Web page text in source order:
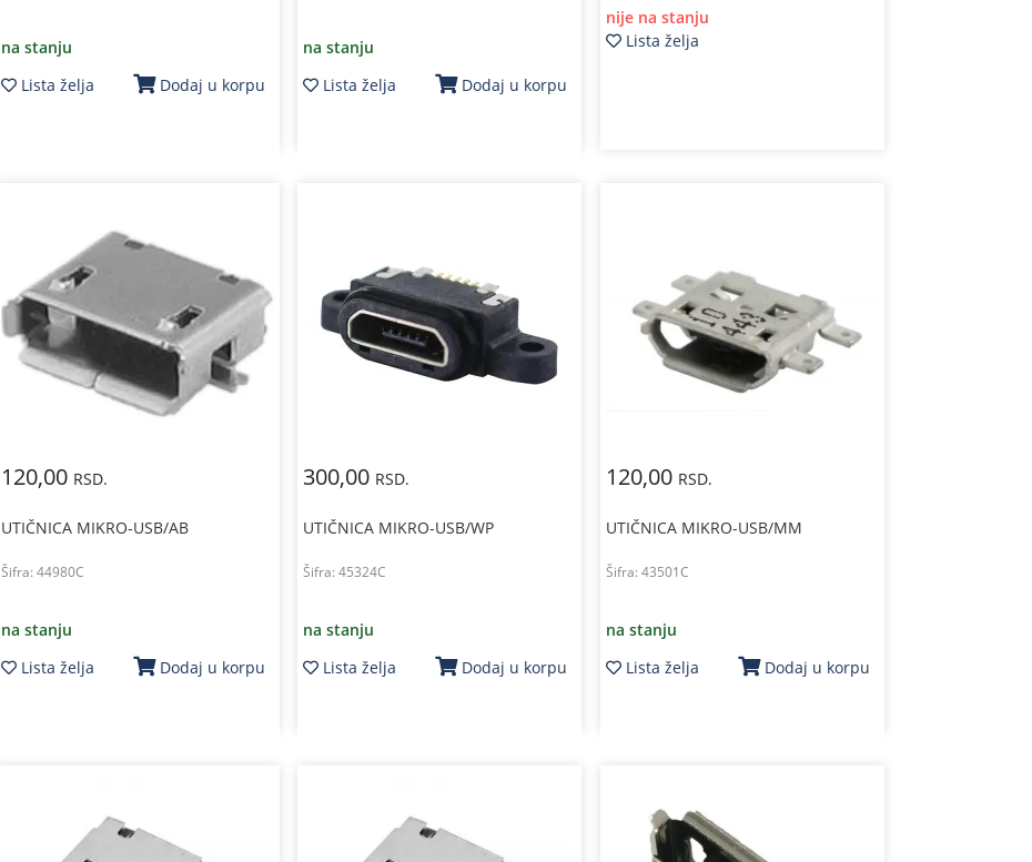
na stanju
Lista želja
Dodaj u korpu
na stanju
Lista želja
Dodaj u korpu
nije na stanju
Lista želja
120,00 RSD.
UTIČNICA MIKRO-USB/AB
Šifra:44980C
na stanju
Lista želja
Dodaj u korpu
300,00 RSD.
UTIČNICA MIKRO-USB/WP
Šifra:45324C
na stanju
Lista želja
Dodaj u korpu
120,00 RSD.
UTIČNICA MIKRO-USB/MM
Šifra: 43501C
na stanju
Lista želja
Dodaj u korpu